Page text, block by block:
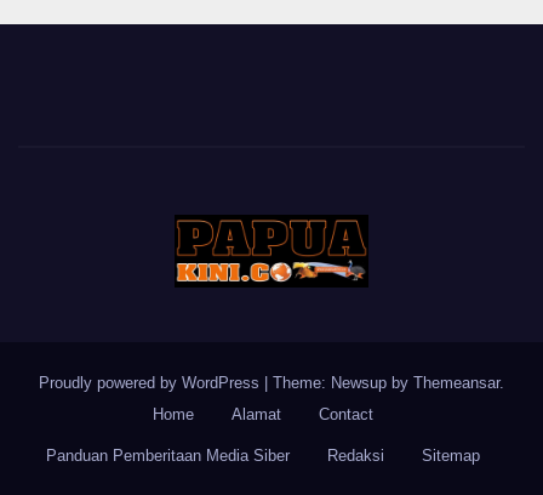
Proudly powered by WordPress Theme: Newsup by Themeansar.
Home
Alamat Contact
Panduan Pemberitaan Media Siber Redaksi Sitemap